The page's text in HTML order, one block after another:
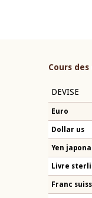
Cours
DEVISE
Euro
Dollar us
Yen
Livre
Franc